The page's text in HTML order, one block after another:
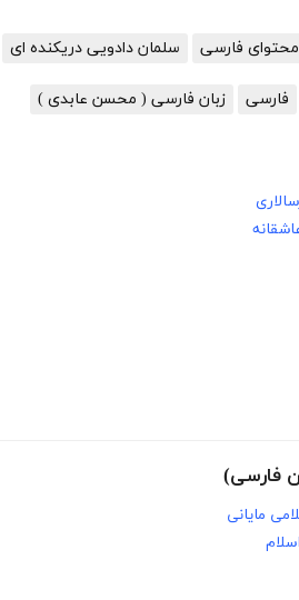
فارسی سلمان دادویی دریکنده ای
فارسی زبان فارسی ( محسن عابدی )
فارسی)
مایانی